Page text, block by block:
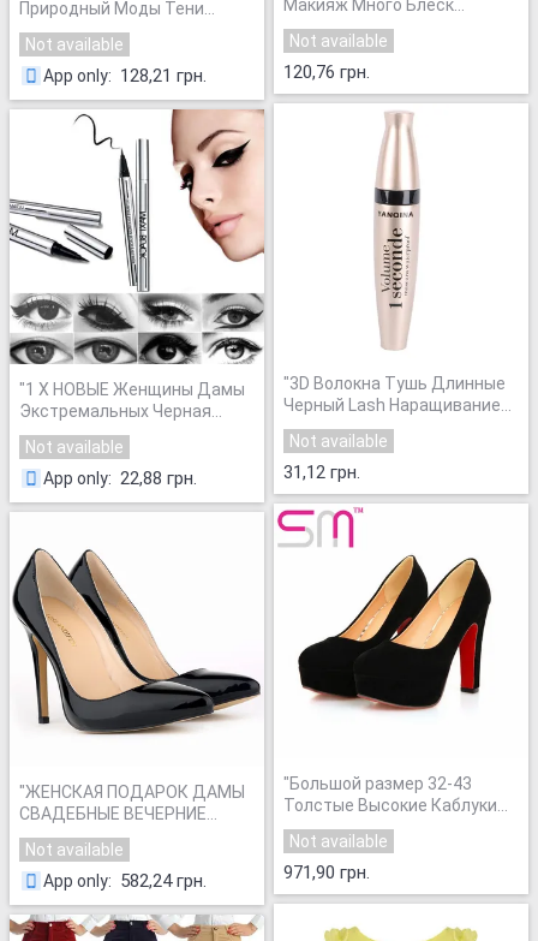
Природный Моды Тени
Макияж Свет Тени Для Век
косметический Набор С
Кистью 10 Цветов НОВО
Not available
App only: 128,21 грн.
"1 X НОВЫЕ Женщины Дамы
Экстремальных Черная
Жидкость Подводка Для
Глаз Водонепроницаемый
Макияж Eye Liner Карандаш
Not available
App only: 22,88 грн.
"ЖЕНСКАЯ ПОДАРОК ДАМЫ
СВАДЕБНЫЕ ВЕЧЕРНИЕ
ВЫСОКИЙ КАБЛУК УКАЗАЛ
ASAKUCHI
ПРОТИВОСКОЛЬЗЯЩИЕ
БОТИНКИ СУД ПАТЕНТ 302-1
Not available
App only: 582,24 грн.
Макияж Много Блеск
Матовый Тени Для Век 40
цвет Водонепроницаемый
Бронзатор Голый Палитра
Теней для век Ню
Not available
120,76 грн.
"3D Волокна Тушь Длинные
Черный Lash Наращивание
ресниц Водонепроницаемый
Макияж Глаз MRC_MR691
Not available
31,12 грн.
"Большой размер 32-43
Толстые Высокие Каблуки
Платформы Насосы 2016
Нижние Свадебные Туфли
Женщина Стадо Ботинки
Consize Женщины насосы"
Not available
971,90 грн.